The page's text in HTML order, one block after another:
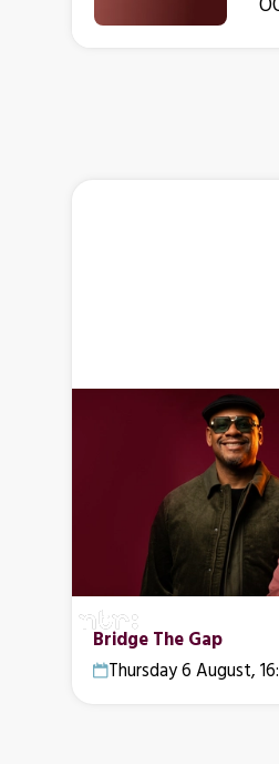
Bridge The Gap
Thursday 6 August,